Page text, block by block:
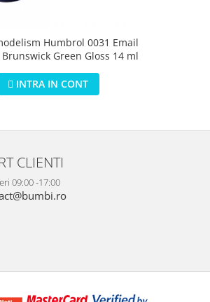
Humbrol 0031 Email
Green Gloss 14 ml
INTRA IN CONT
CLIENTI
09:00 -17:00